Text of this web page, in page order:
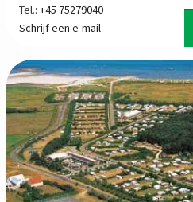
Tel.: +45 75279040
Schrijf een e-mail